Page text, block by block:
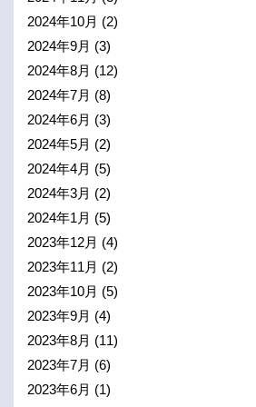
2024年10月 (2)
2024年9月 (3)
2024年8月 (12)
2024年7月 (8)
2024年6月 (3)
2024年5月 (2)
2024年4月 (5)
2024年3月 (2)
2024年1月 (5)
2023年12月 (4)
2023年11月 (2)
2023年10月 (5)
2023年9月 (4)
2023年8月 (11)
2023年7月 (6)
2023年6月 (1)